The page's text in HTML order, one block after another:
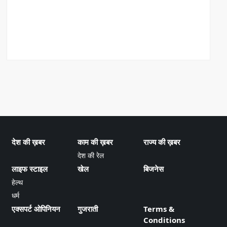
देश की ख़बर काम की ख़बर
देश की रेल
राज्य की ख़बर
लाइफ स्टाइल
हेल्थ
धर्म
खेल बिजनेस
एक्सपर्ट ओपिनियन गुजराती
Terms &
Conditions